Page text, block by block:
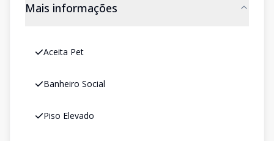
Mais informações
Aceita Pet
Banheiro Social
Piso Elevado